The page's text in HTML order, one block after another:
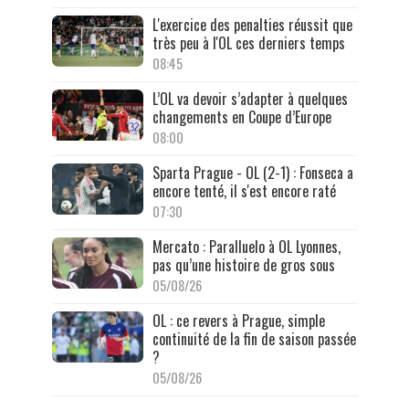
L'exercice des penalties réussit que
très peu à l'OL ces derniers temps
08:45
L’OL va devoir s’adapter à quelques
changements en Coupe d’Europe
08:00
Sparta Prague - OL (2-1) : Fonseca a
encore tenté, il s'est encore raté
07:30
Mercato : Paralluelo à OL Lyonnes,
pas qu’une histoire de gros sous
05/08/26
OL : ce revers à Prague, simple
continuité de la fin de saison passée
?
05/08/26